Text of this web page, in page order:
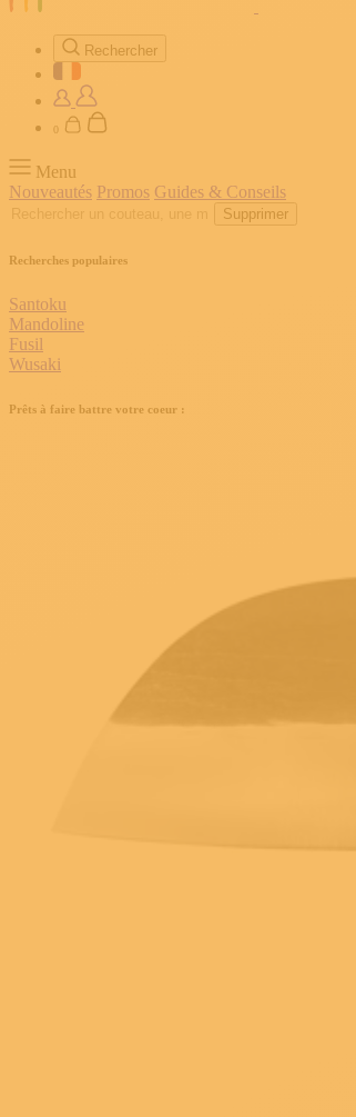
Rechercher
0
Menu
Nouveautés Promos Guides & Conseils
Supprimer
Recherches populaires
Santoku
Mandoline
Fusil
Wusaki
Prêts à faire battre votre coeur :